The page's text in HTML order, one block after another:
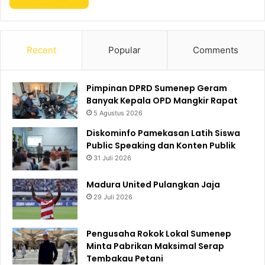
Recent Popular Comments
Pimpinan DPRD Sumenep Geram
Banyak Kepala OPD Mangkir Rapat
5 Agustus 2026
Diskominfo Pamekasan Latih Siswa
Public Speaking dan Konten Publik
31 Juli 2026
Madura United Pulangkan Jaja
29 Juli 2026
Pengusaha Rokok Lokal Sumenep
Minta Pabrikan Maksimal Serap
Tembakau Petani